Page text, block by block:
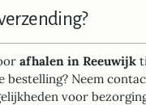
afhalen in Reeuwijk
bestelling? Neem
voor